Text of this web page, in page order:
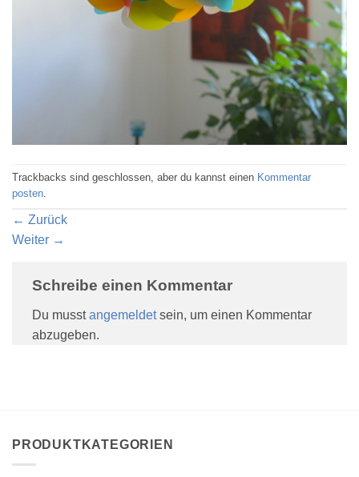
Trackbacks sind geschlossen, aber du kannst einen Kommentar
posten.
← Zurück
Weiter →
Schreibe einen Kommentar
Du musstangemeldetsein, um einen Kommentar
abzugeben.
PRODUKTKATEGORIEN